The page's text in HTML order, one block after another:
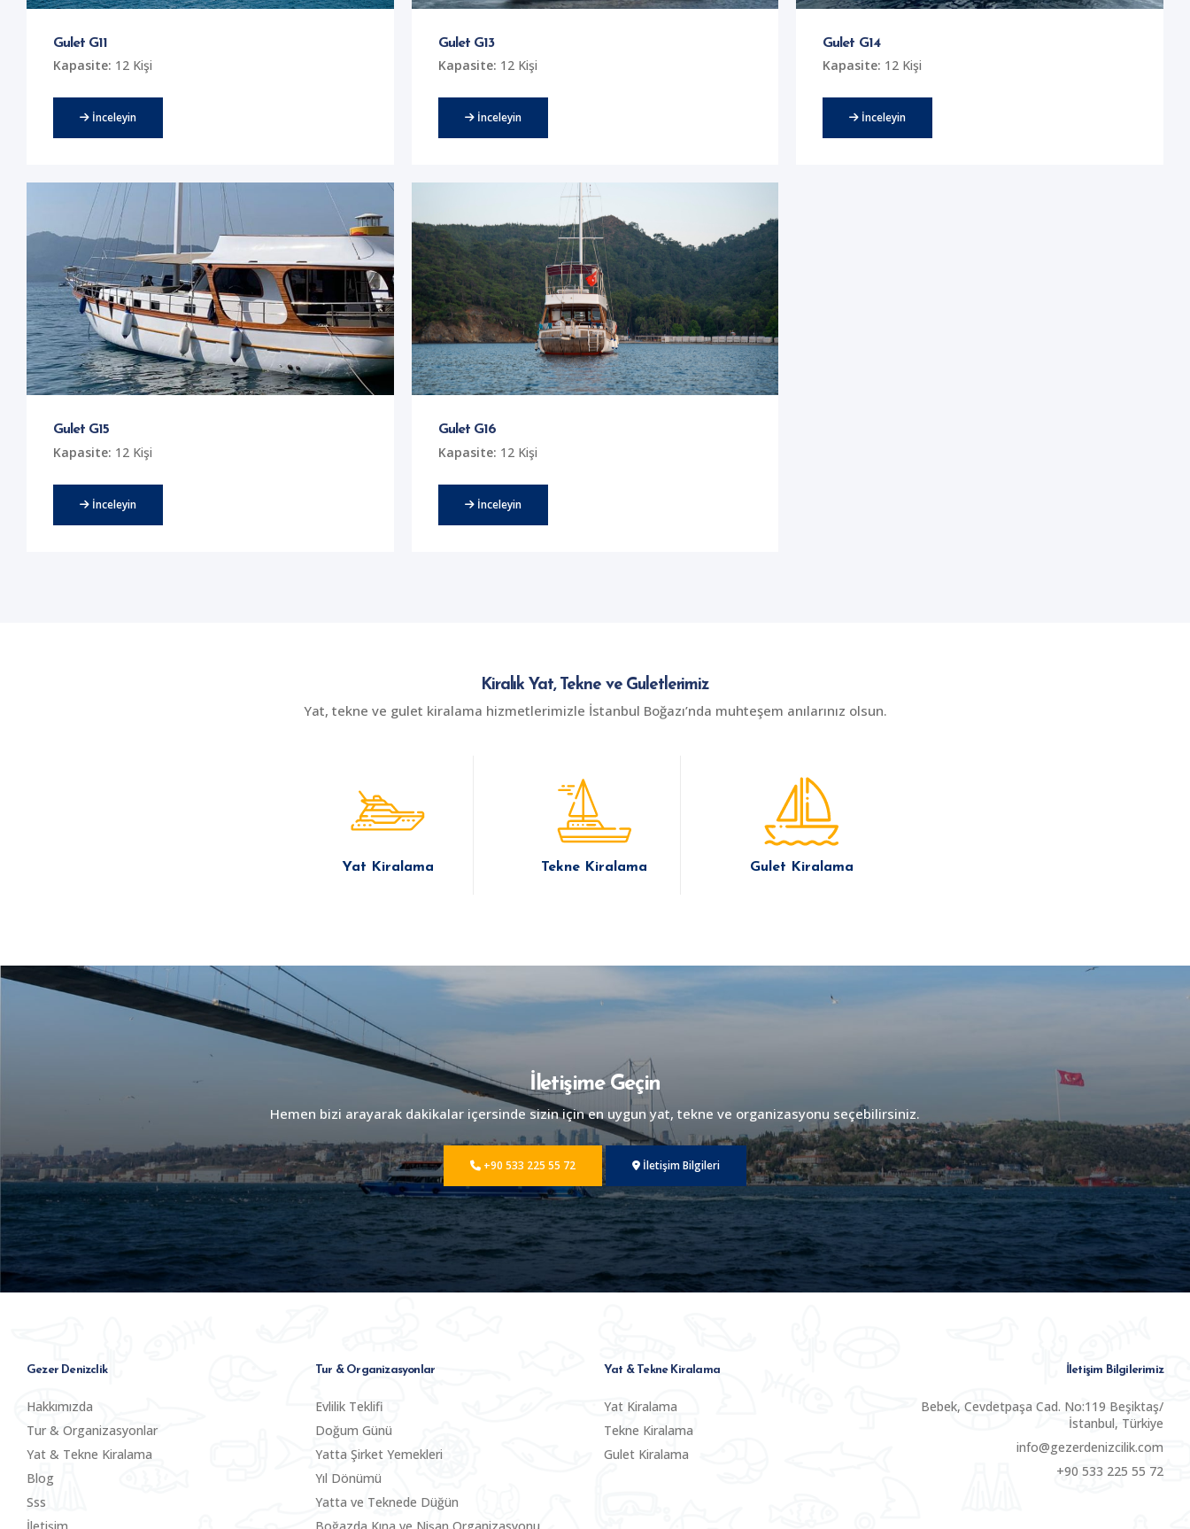
Gulet G11
Kapasite: 12 Kişi
İnceleyin
Gulet G13
Kapasite: 12 Kişi
İnceleyin
Gulet G14
Kapasite: 12 Kişi
İnceleyin
Gulet G15
Kapasite: 12 Kişi
İnceleyin
Gulet G16
Kapasite: 12 Kişi
İnceleyin
Kiralık Yat, Tekne ve Guletlerimiz
Yat, tekne ve gulet kiralama hizmetlerimizle İstanbul Boğazı’nda muhteşem anılarınız olsun.
Yat Kiralama Tekne Kiralama Gulet Kiralama
İletişime Geçin
Hemen bizi arayarak dakikalar içersinde sizin için en uygun yat, tekne ve organizasyonu seçebilirsiniz.
+90 533 225 55 72 İletişim Bilgileri
Gezer Denizclik
Hakkımızda
Tur & Organizasyonlar
Yat & Tekne Kiralama
Blog
Sss
İletişim
Tur & Organizasyonlar
Evlilik Teklifi
Doğum Günü
Yatta Şirket Yemekleri
Yıl Dönümü
Yatta ve Teknede Düğün
Boğazda Kına ve Nişan Organizasyonu
Yat & Tekne Kiralama
Yat Kiralama
Tekne Kiralama
Gulet Kiralama
İletişim Bilgilerimiz
Bebek, Cevdetpaşa Cad. No:119 Beşiktaş/
İstanbul, Türkiye
info@gezerdenizcilik.com
+90 533 225 55 72